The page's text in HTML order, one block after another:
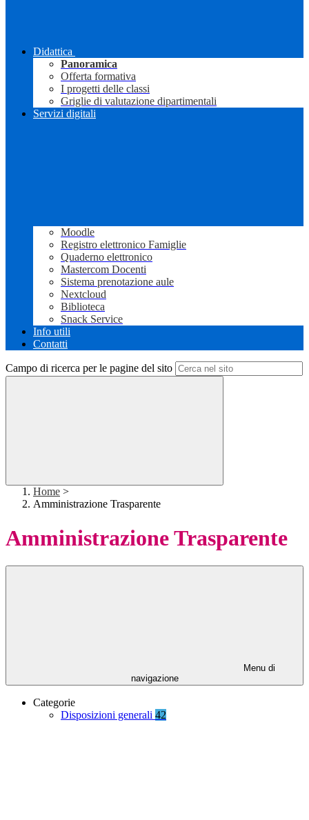
Didattica
Panoramica
Offerta formativa
I progetti delle classi
Griglie di valutazione dipartimentali
Servizi digitali
Moodle
Registro elettronico Famiglie
Quaderno elettronico
Mastercom Docenti
Sistema prenotazione aule
Nextcloud
Biblioteca
Snack Service
Info utili
Contatti
Campo di ricerca per le pagine del sito
Home >
Amministrazione Trasparente
Amministrazione Trasparente
Menu di
navigazione
Categorie
Disposizioni generali 42